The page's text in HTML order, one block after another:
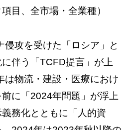
目、全市場・全業種）
侵攻を受けた「ロシア」と
伴う「TCFD提言」が上
は物流・建設・医療におけ
に「2024年問題」が浮上
務化とともに「人的資